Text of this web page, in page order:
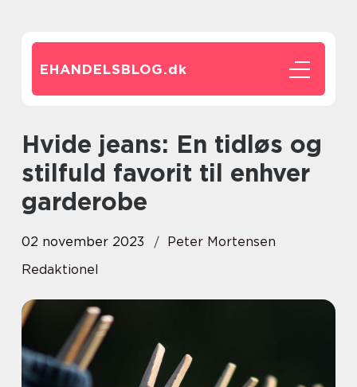
EHANDELSBLOG.dk
Hvide jeans: En tidløs og
stilfuld favorit til enhver
garderobe
02 november 2023
Peter Mortensen
Redaktionel